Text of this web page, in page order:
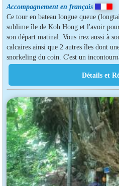
Accompagnement en français
Ce tour en bateau longue queue
sublime île de Koh Hong et l'avoir
son départ matinal. Vous irez aussi à
calcaires ainsi que 2 autres îles dont
snorkeling du coin. C'est un